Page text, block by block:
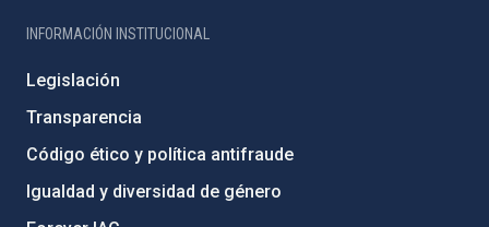
INFORMACIÓN INSTITUCIONAL
Legislación
Transparencia
Código ético y política antifraude
Igualdad y diversidad de género